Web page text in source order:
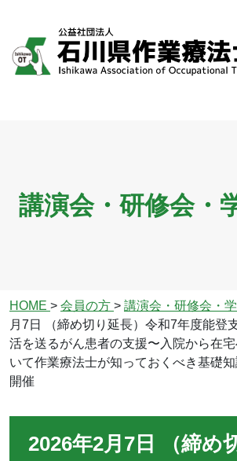
講演会・研修会・
HOME > 会員の方 > 講演会・研修会・
月7日 （締め切り延長）令和7年度能
活を送るがん患者の支援〜入院から在
いて作業療法士が知っておくべき基礎
開催
2026年2月7日 （締め